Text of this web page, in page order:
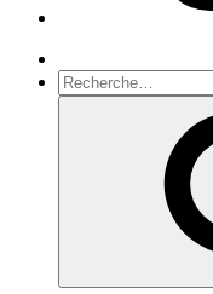
Recherche
pour